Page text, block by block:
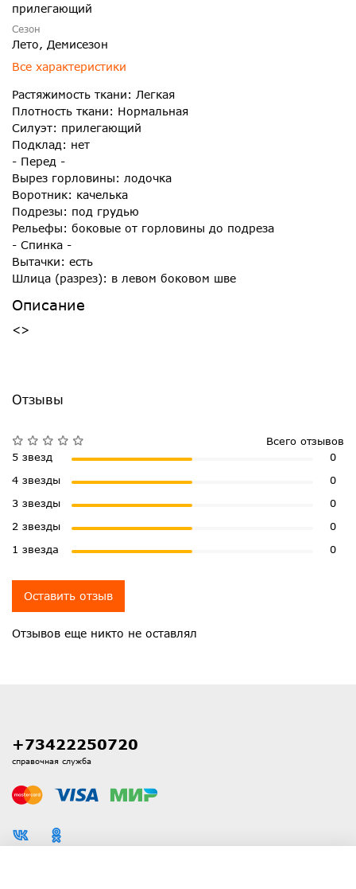
прилегающий
Сезон
Лето, Демисезон
Все характеристики
Растяжимость ткани: Легкая
Плотность ткани: Нормальная
Силуэт: прилегающий
Подклад: нет
- Перед -
Вырез горловины: лодочка
Воротник: качелька
Подрезы: под грудью
Рельефы: боковые от горловины до подреза
- Спинка -
Вытачки: есть
Шлица (разрез): в левом боковом шве
Описание
<>
Отзывы
Отзывов еще никто не оставлял
Всего отзывов
5 звезд
0
4 звезды
0
3 звезды
0
2 звезды
0
1 звезда
0
Оставить отзыв
+73422250720
справочная служба